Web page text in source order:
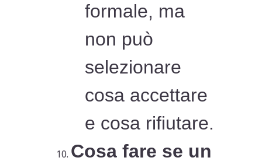
formale, ma
non può
selezionare
cosa accettare
e cosa rifiutare.
Cosa fare se un